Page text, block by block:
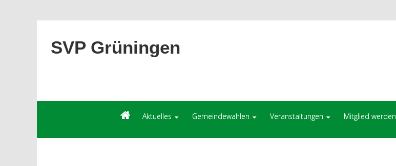
SVP Grüningen
Aktuelles Gemeindewahlen Veranstaltungen Mitglied werden